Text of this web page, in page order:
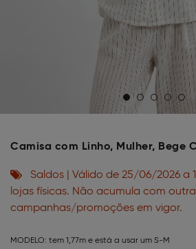
Camisa com Linho, Mulher, Bege
Saldos | Válido de 25/06/2026 a
lojas físicas. Não acumula com
campanhas/promoções em vigor.
MODELO: tem 1,77m e está a usar um S-M